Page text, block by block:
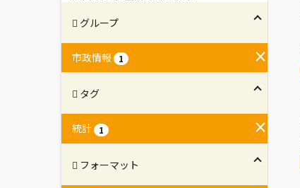
グループ
市政情報 1
タグ
統計 1
フォーマット